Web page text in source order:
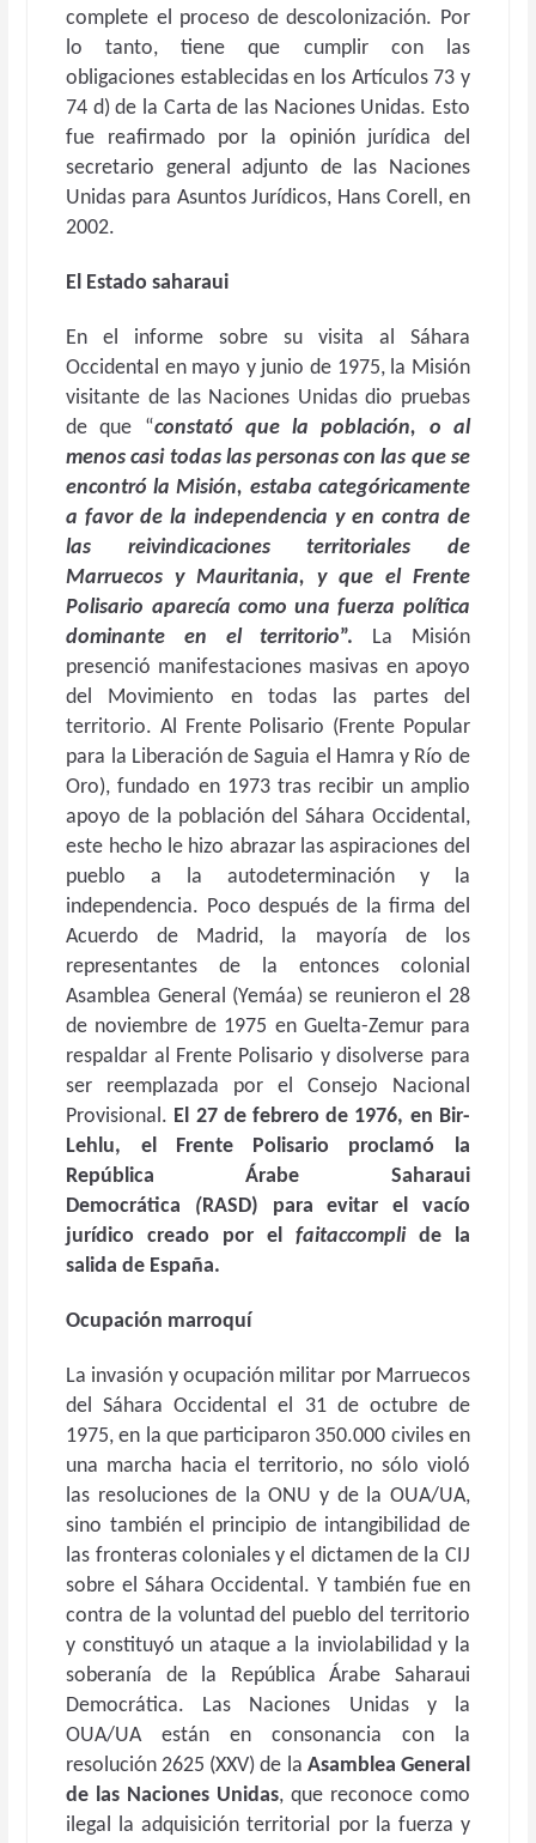
complete el proceso de descolonización. Por
lo tanto, tiene que cumplir con las
obligaciones establecidas en los Artículos 73 y
74 d) de la Carta de las Naciones Unidas. Esto
fue reafirmado por la opinión jurídica del
secretario general adjunto de las Naciones
Unidas para Asuntos Jurídicos, Hans Corell, en
2002.
El Estado saharaui
En el informe sobre su visita al Sáhara
Occidental en mayo y junio de 1975, la Misión
visitante de las Naciones Unidas dio pruebas
de que “constató que la población, o al
menos casi todas las personas con las que se
encontró la Misión, estaba categóricamente
a favor de la independencia y en contra de
las reivindicaciones territoriales de
Marruecos y Mauritania, y que el Frente
Polisario aparecía como una fuerza política
dominante en el territorio”. La Misión
presenció manifestaciones masivas en apoyo
del Movimiento en todas las partes del
territorio. Al Frente Polisario (Frente Popular
para la Liberación de Saguia el Hamra y Río de
Oro), fundado en 1973 tras recibir un amplio
apoyo de la población del Sáhara Occidental,
este hecho le hizo abrazar las aspiraciones del
pueblo a la autodeterminación y la
independencia. Poco después de la firma del
Acuerdo de Madrid, la mayoría de los
representantes de la entonces colonial
Asamblea General (Yemáa) se reunieron el 28
de noviembre de 1975 en Guelta-Zemur para
respaldar al Frente Polisario y disolverse para
ser reemplazada por el Consejo Nacional
Provisional. El 27 de febrero de 1976, en Bir-
Lehlu, el Frente Polisario proclamó la
República Árabe Saharaui
Democrática (RASD) para evitar el vacío
jurídico creado por el faitaccomplide la
salida de España.
Ocupación marroquí
La invasión y ocupación militar por Marruecos
del Sáhara Occidental el 31 de octubre de
1975, en la que participaron 350.000 civiles en
una marcha hacia el territorio, no sólo violó
las resoluciones de la ONU y de la OUA/UA,
sino también el principio de intangibilidad de
las fronteras coloniales y el dictamen de la CIJ
sobre el Sáhara Occidental. Y también fue en
contra de la voluntad del pueblo del territorio
y constituyó un ataque a la inviolabilidad y la
soberanía de la República Árabe Saharaui
Democrática. Las Naciones Unidas y la
OUA/UA están en consonancia con la
resolución 2625 (XXV) de la Asamblea General
de las Naciones Unidas, que reconoce como
ilegal la adquisición territorial por la fuerza y